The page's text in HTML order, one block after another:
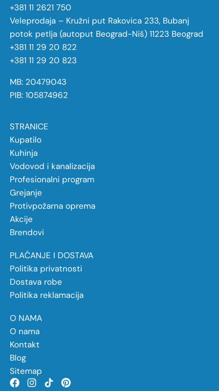
+381 11 2621 750
Veleprodaja – Kružni put Rakovica 233, Bubanj
potok petlja (autoput Beograd-Niš) 11223 Beograd
+381 11 29 20 822
+381 11 29 20 823
MB: 20479043
PIB: 105874962
STRANICE
Kupatilo
Kuhinja
Vodovod i kanalizacija
Profesionalni program
Grejanje
Protivpožarna oprema
Akcije
Brendovi
PLAĆANJE I DOSTAVA
Politika privatnosti
Dostava robe
Politika reklamacija
O NAMA
O nama
Kontakt
Blog
Sitemap